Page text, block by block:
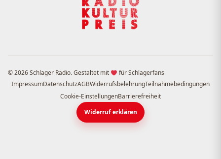
© 2026 Schlager Radio. Gestaltet mit
für Schlagerfans
ImpressumDatenschutzAGBWiderrufsbelehrungTeilnahmebedingungen
Cookie-EinstellungenBarrierefreiheit
Widerruf erklären